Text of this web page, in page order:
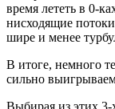
время лететь в 0-
нисходящие
шире и менее
В итоге, немного
сильно